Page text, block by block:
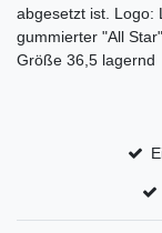
abgesetzt ist. Logo:
gummierter "All
Größe 36,5 lagernd